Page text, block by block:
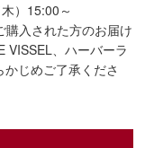
）15:00～
入された方のお届け
VISSEL、ハーバーラ
じめご了承くださ